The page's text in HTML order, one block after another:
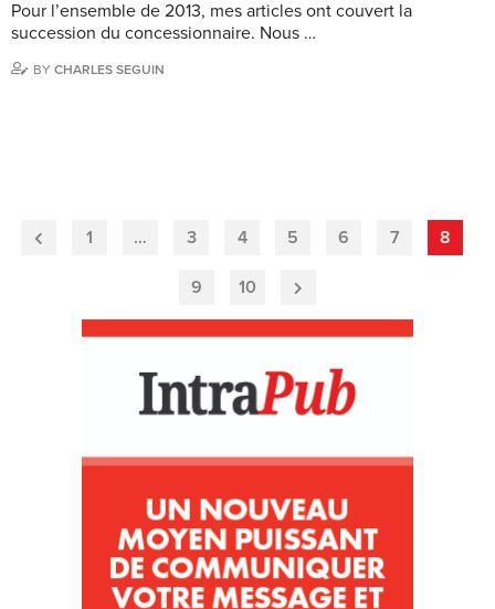
Pour l’ensemble de 2013, mes articles ont couvert la
succession du concessionnaire. Nous …
BY CHARLES SEGUIN
Previous1 … 3 4 5 6 7 8
9 10